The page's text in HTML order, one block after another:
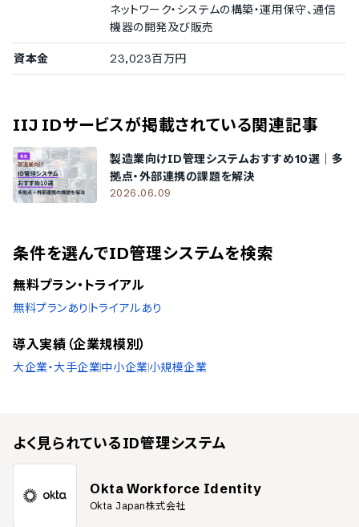
ネットワーク・システムの構築・運用保守、通信
機器の開発及び販売
資本金 23,023百万円
IIJ IDサービスが掲載されている関連記事
製造業向けID管理システムおすすめ10選｜多
拠点・外部連携の課題を解決
2026.06.09
条件を選んでID管理システムを検索
無料プラン・トライアル
無料プランあり トライアルあり
導入実績（企業規模別）
大企業・大手企業中小企業小規模企業
よく見られているID管理システム
Okta Workforce Identity
Okta Japan株式会社